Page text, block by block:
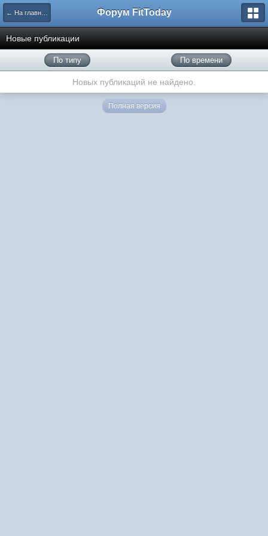
← На главную Форум FitToday
Новые публикации
По типу По времени
Новых публикаций не найдено.
Полная версия